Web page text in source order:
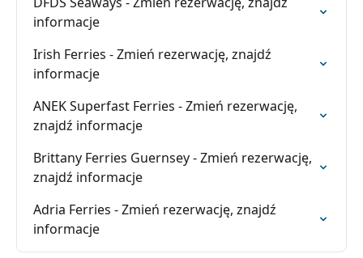
informacje
Irish Ferries - Zmień rezerwację, znajdź
informacje
ANEK Superfast Ferries - Zmień rezerwację,
znajdź informacje
Brittany Ferries Guernsey - Zmień rezerwację,
znajdź informacje
Adria Ferries - Zmień rezerwację, znajdź
informacje